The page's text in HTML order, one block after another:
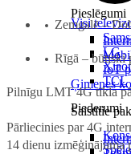
Pieslēgumi
IoT
Ģimenes
Saistītie
Visi
LG
TCL
Piederumi
Zemgalē –
Rīgā – būtiski
Pilnīgu LMT 4G tīkla
Pārliecinies par 4G
14 dienu izmēģinājuma